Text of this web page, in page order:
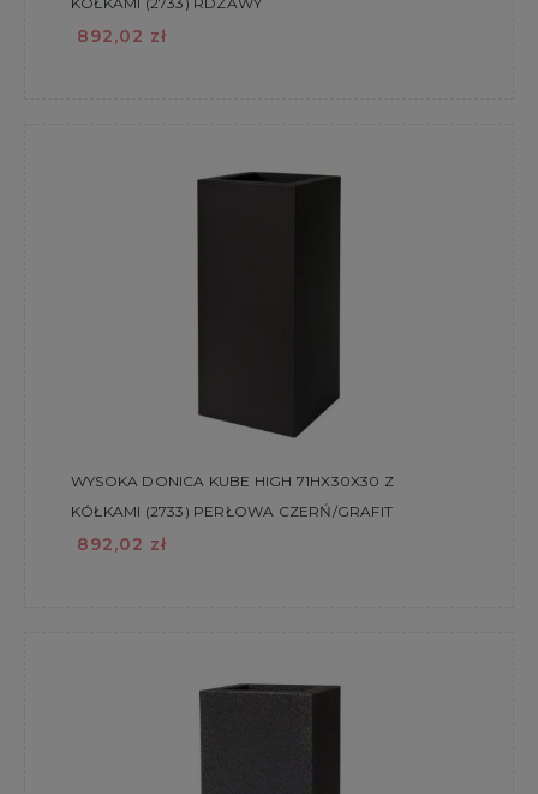
892,02 zł
WYSOKA DONICA KUBE HIGH 71HX30X30 Z
KÓŁKAMI (2733) PERŁOWA CZERŃ/GRAFIT
892,02 zł